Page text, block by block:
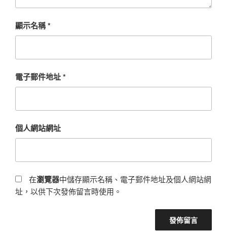
顯示名稱*
電子郵件地址*
個人網站網址
在瀏覽器中儲存顯示名稱、電子郵件地址及個人網站網
址，以供下次發佈留言時使用。